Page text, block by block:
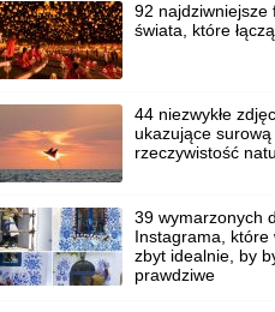
92 najdziwniejsze
świata, które
44 niezwykłe
ukazujące surową
rzeczywistość
39 wymarzonych
Instagrama, które
zbyt idealnie, by
prawdziwe